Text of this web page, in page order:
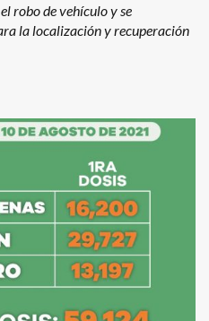
robo de vehículo y se
la localización y recuperación